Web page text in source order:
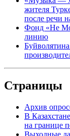
жителя
после речи
Фонд «Не
линию
Страницы
Архив
В
на границе
Выходные